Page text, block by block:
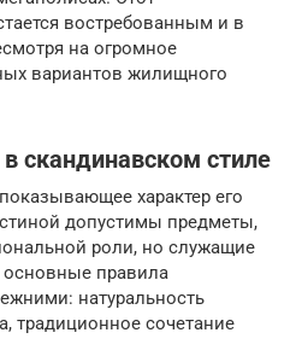
востребованным и в
на огромное
вариантов жилищного
в скандинавском стиле
характер его
допустимы предметы,
роли, но служащие
правила
натуральность
традиционное сочетание